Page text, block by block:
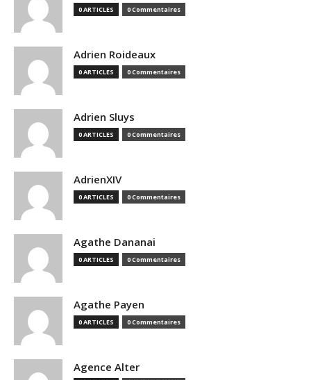
0 ARTICLES 0 Commentaires
Adrien Roideaux
0 ARTICLES 0 Commentaires
Adrien Sluys
0 ARTICLES 0 Commentaires
AdrienXIV
0 ARTICLES 0 Commentaires
Agathe Dananai
0 ARTICLES 0 Commentaires
Agathe Payen
0 ARTICLES 0 Commentaires
Agence Alter